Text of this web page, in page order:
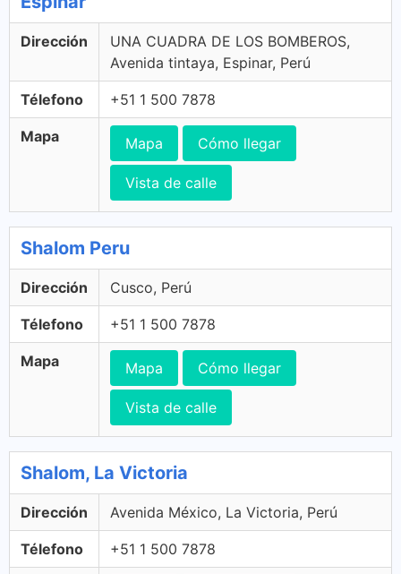
Dirección
UNA CUADRA DE LOS BOMBEROS,
Avenida tintaya, Espinar, Perú
Télefono +51 1 500 7878
Mapa Mapa Cómo llegar
Vista de calle
Shalom Peru
Dirección Cusco, Perú
Télefono +51 1 500 7878
Mapa Mapa Cómo llegar
Vista de calle
Shalom, La Victoria
Dirección Avenida México, La Victoria, Perú
Télefono +51 1 500 7878